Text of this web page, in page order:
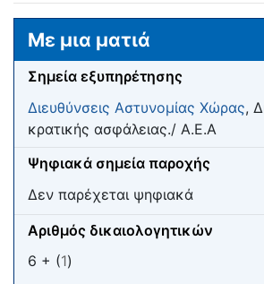
Μετάβαση σε: πλοήγηση
Με μια ματιά
Σημεία εξυπηρέτησης
Διευθύνσεις Αστυνομίας Χώρας,
κρατικής ασφάλειας./ Α.Ε.Α
Ψηφιακά σημεία παροχής
Δεν παρέχεται ψηφιακά
Αριθμός δικαιολογητικών
6 + (1)